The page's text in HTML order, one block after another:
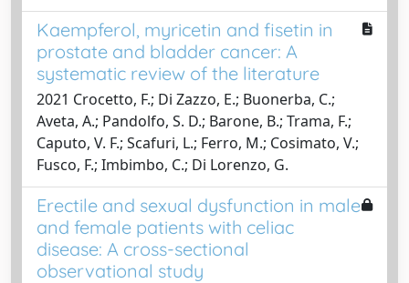
Kaempferol, myricetin and fisetin in
prostate and bladder cancer: A
systematic review of the literature
2021 Crocetto, F.; Di Zazzo, E.; Buonerba, C.;
Aveta, A.; Pandolfo, S. D.; Barone, B.; Trama, F.;
Caputo, V. F.; Scafuri, L.; Ferro, M.; Cosimato, V.;
Fusco, F.; Imbimbo, C.; Di Lorenzo, G.
Erectile and sexual dysfunction in male
and female patients with celiac
disease: A cross-sectional
observational study